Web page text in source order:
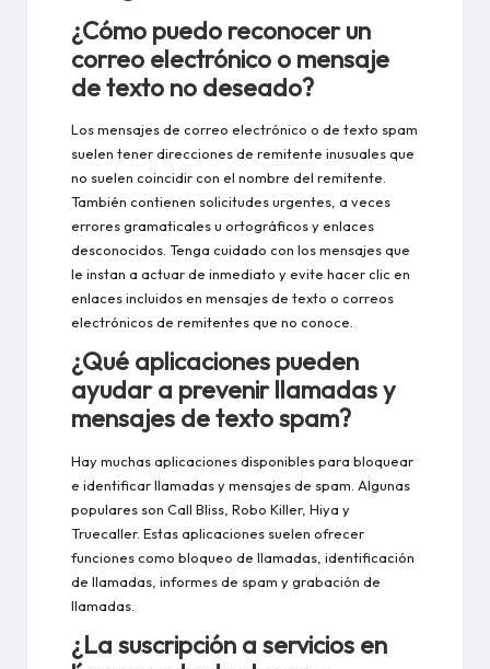
¿Cómo puedo reconocer un
correo electrónico o mensaje
de texto no deseado?
Los mensajes de correo electrónico o de texto spam
suelen tener direcciones de remitente inusuales que
no suelen coincidir con el nombre del remitente.
También contienen solicitudes urgentes, a veces
errores gramaticales u ortográficos y enlaces
desconocidos. Tenga cuidado con los mensajes que
le instan a actuar de inmediato y evite hacer clic en
enlaces incluidos en mensajes de texto o correos
electrónicos de remitentes que no conoce.
¿Qué aplicaciones pueden
ayudar a prevenir llamadas y
mensajes de texto spam?
Hay muchas aplicaciones disponibles para bloquear
e identificar llamadas y mensajes de spam. Algunas
populares son Call Bliss, Robo Killer, Hiya y
Truecaller. Estas aplicaciones suelen ofrecer
funciones como bloqueo de llamadas, identificación
de llamadas, informes de spam y grabación de
llamadas.
¿La suscripción a servicios en